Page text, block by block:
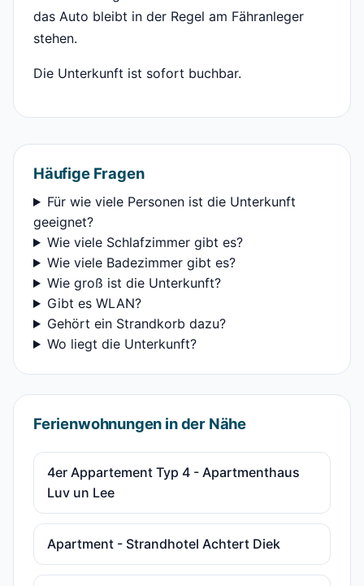
das Auto bleibt in der Regel am Fähranleger
stehen.
Die Unterkunft ist sofort buchbar.
Häufige Fragen
Für wie viele Personen ist die Unterkunft
geeignet?
Wie viele Schlafzimmer gibt es?
Wie viele Badezimmer gibt es?
Wie groß ist die Unterkunft?
Gibt es WLAN?
Gehört ein Strandkorb dazu?
Wo liegt die Unterkunft?
Ferienwohnungen in der Nähe
4er Appartement Typ 4 - Apartmenthaus
Luv un Lee
Apartment - Strandhotel Achtert Diek